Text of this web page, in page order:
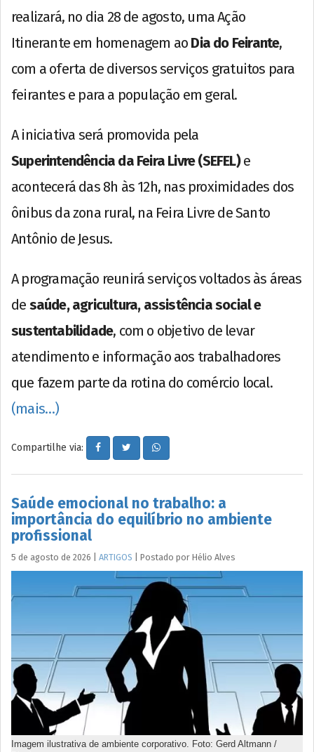
realizará, no dia 28 de agosto, uma Ação
Itinerante em homenagem ao Dia do Feirante,
com a oferta de diversos serviços gratuitos para
feirantes e para a população em geral.
A iniciativa será promovida pela
Superintendência da Feira Livre (SEFEL)e
acontecerá das 8h às 12h, nas proximidades dos
ônibus da zona rural, na Feira Livre de Santo
Antônio de Jesus.
A programação reunirá serviços voltados às áreas
de saúde, agricultura, assistência social e
sustentabilidade, com o objetivo de levar
atendimento e informação aos trabalhadores
que fazem parte da rotina do comércio local.
(mais…)
Compartilhe via:
Saúde emocional no trabalho: a
importância do equilíbrio no ambiente
profissional
5 de agosto de 2026 ARTIGOS Postado por Hélio Alves
Imagem ilustrativa de ambiente corporativo. Foto: Gerd Altmann /